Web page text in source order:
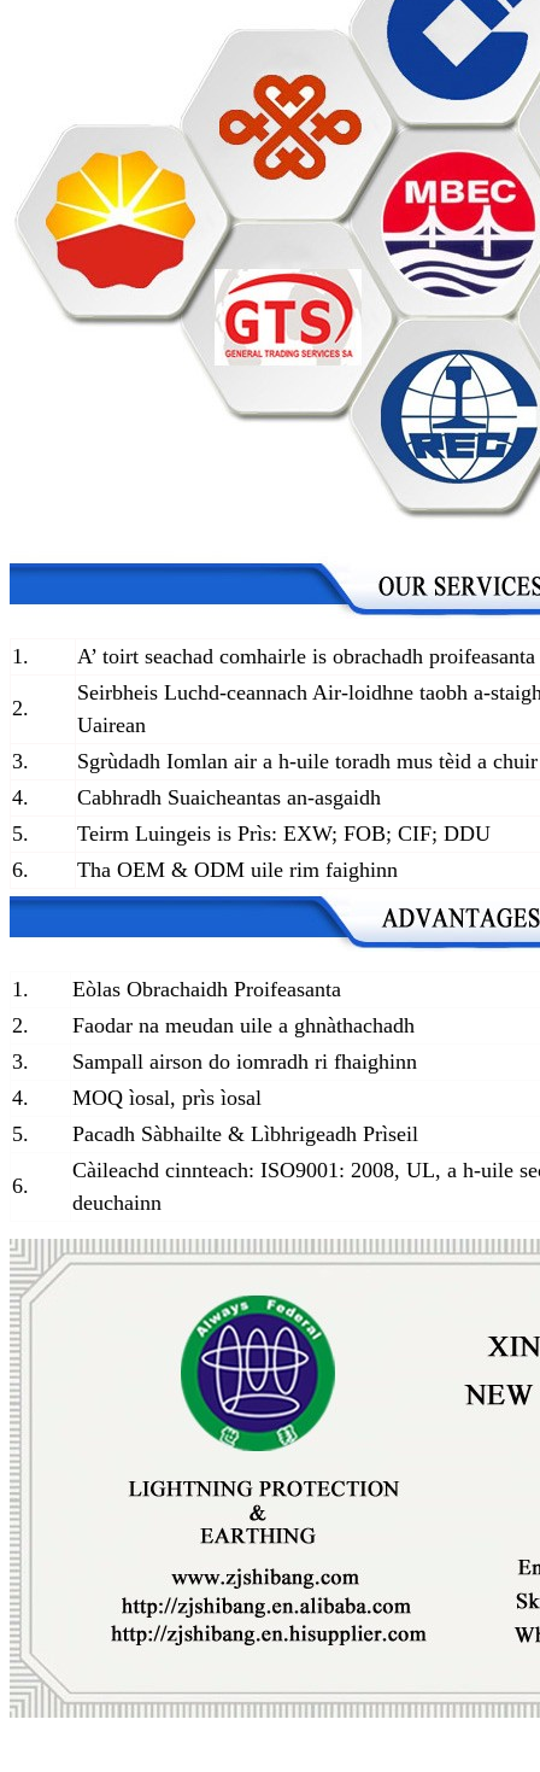
1. A’ toirt seachad comhairle is obrachadh proifeasanta
2.
Seirbheis Luchd-ceannach Air-loidhne taobh a-
Uairean
3.
Sgrùdadh Iomlan air a h-uile toradh mus tèid a
4.
Cabhradh Suaicheantas an-asgaidh
5.
Teirm Luingeis is Prìs: EXW; FOB; CIF; DDU
6.
Tha OEM & ODM uile rim faighinn
1.
Eòlas Obrachaidh Proifeasanta
2.
Faodar na meudan uile a ghnàthachadh
3.
Sampall airson do iomradh ri fhaighinn
4.
MOQ ìosal, prìs ìosal
5.
Pacadh Sàbhailte & Lìbhrigeadh Prìseil
6.
Càileachd cinnteach: ISO9001: 2008, UL, a h-uile
deuchainn